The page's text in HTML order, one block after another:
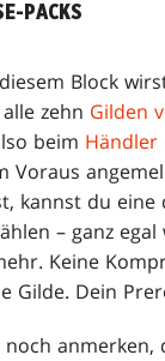
PACKS
Block
zehn Gilden
beim Händler
Voraus
kannst du eine
– ganz egal
Keine
Gilde. Dein
anmerken,